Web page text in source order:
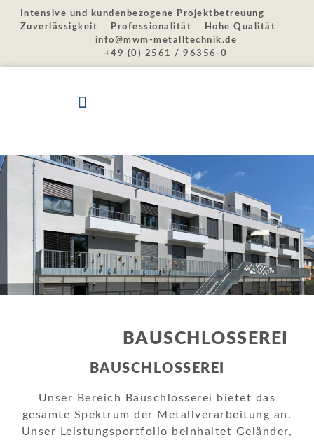
Zum
Inhalt
Intensive und kundenbezogene Projektbetreuung
Zuverlässigkeit
Professionalität
Hohe Qualität
info@mwm-metalltechnik.de
+49 (0) 2561 / 96356-0
BAUSCHLOSSEREI
BAUSCHLOSSEREI
Unser Bereich Bauschlosserei bietet das
gesamte Spektrum der Metallverarbeitung an.
Unser Leistungsportfolio beinhaltet Geländer,